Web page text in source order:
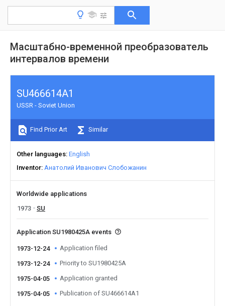
Масштабно-временной преобразователь
интервалов времени
SU466614A1
USSR - Soviet Union
Find Prior Art Similar
Other languages English
Inventor Анатолий Иванович Слобожанин
Worldwide applications
1973
SU
Application SU1980425A events
1973-12-24 Application filed
1973-12-24 Priority to SU1980425A
1975-04-05 Application granted
1975-04-05 Publication of SU466614A1